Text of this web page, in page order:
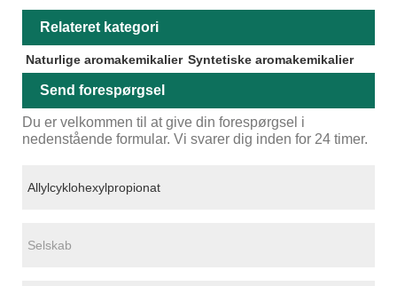
Relateret kategori
Naturlige aromakemikalier Syntetiske aromakemikalier
Send forespørgsel
Du er velkommen til at give din forespørgsel i
nedenstående formular. Vi svarer dig inden for 24 timer.